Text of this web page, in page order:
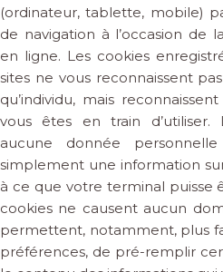
(ordinateur, tablette, mobile)
de navigation à l’occasion de
en ligne. Les cookies
sites ne vous reconnaissent
qu’individu, mais
vous êtes en train
aucune donnée
simplement une information
à ce que votre terminal puisse
cookies ne causent aucun
permettent, notamment, plus
préférences, de pré-remplir